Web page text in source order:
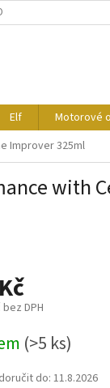
Elf Motorové
Improver 325ml
with
DPH
(>5 ks)
do: 11.8.2026